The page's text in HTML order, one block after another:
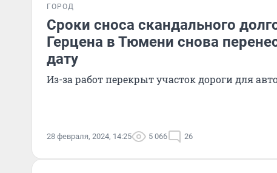
ГОРОД
Сроки сноса скандального
Герцена в Тюмени снова
дату
Из-за работ перекрыт участок дороги для
28 февраля, 2024, 14:25 5 066 26